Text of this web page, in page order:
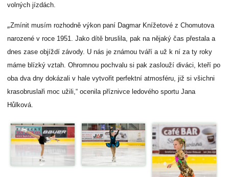
volných jízdách.
„Zmínit musím rozhodně výkon paní Dagmar Knížetové z Chomutova
narozené v roce 1951. Jako dítě bruslila, pak na nějaký čas přestala a
dnes zase objíždí závody. U nás je známou tváří a už k ní za ty roky
máme blízký vztah. Ohromnou pochvalu si pak zaslouží diváci, kteří po
oba dva dny dokázali v hale vytvořit perfektní atmosféru, již si všichni
krasobruslaři moc užili,“ ocenila příznivce ledového sportu Jana
Hůlková.